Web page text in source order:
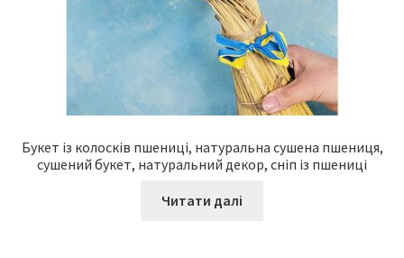
Букет із колосків пшениці, натуральна сушена пшениця,
сушений букет, натуральний декор, сніп із пшениці
Читати далі